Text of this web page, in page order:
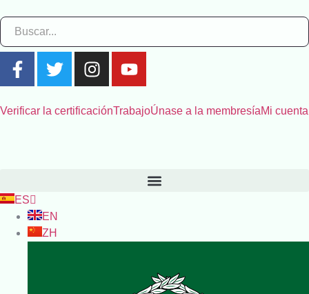
Verificar la certificaciónTrabajoÚnase a la membresíaMi cuenta
ES
EN
ZH